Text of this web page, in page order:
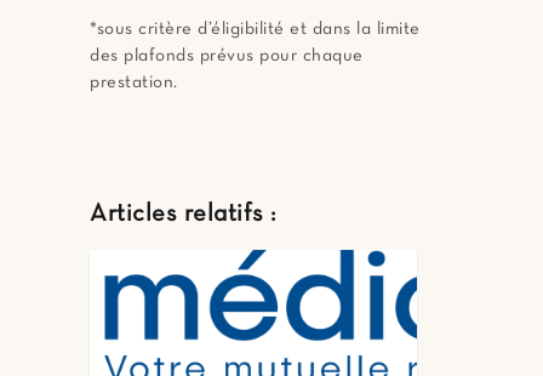
*sous critère d’éligibilité et dans la limite
des plafonds prévus pour chaque
prestation.
Articles relatifs :